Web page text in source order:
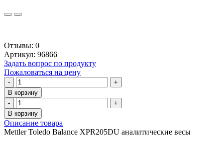
Отзывы: 0
Артикул: 96866
Задать вопрос по продукту
Пожаловаться на цену
-
+
В корзину
-
+
В корзину
Описание товара
Mettler Toledo Balance XPR205DU аналитические весы